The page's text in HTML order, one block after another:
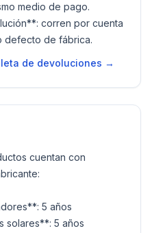
medio de pago.
corren por cuenta
defecto de fábrica.
de devoluciones →
cuentan con
5 años
solares**: 5 años